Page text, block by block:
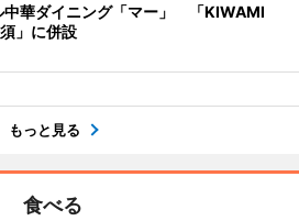
中華ダイニング「マー」 「KIWAMI
」に併設
もっと見る
食べる